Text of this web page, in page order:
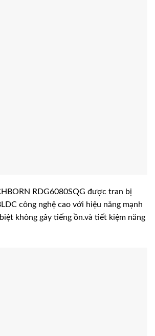
RDG6080SQG được tran bị
công nghệ cao với hiệu năng mạnh
không gây tiếng ồn.và tiết kiệm năng